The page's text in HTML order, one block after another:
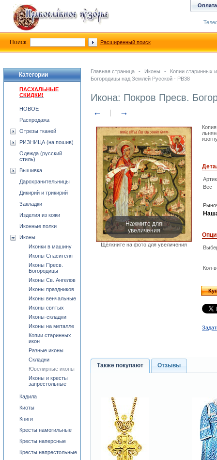
Главная страница - Иконы -
Копии старинных
Богородицы над Землей Русской - PB38
Икона: Покров Пресв.
← →
Нажмите для
увеличения
Щёлкните на фото для увеличения
Вес
Кол-
Также покупают Отзывы
Категории
ПАСХАЛЬНЫЕ
СКИДКИ!
НОВОЕ
Распродажа
Отрезы тканей
РИЗНИЦА (на пошив)
Одежда (русский
стиль)
Вышивка
Дарохранительницы
Дикирий и трикирий
Закладки
Изделия из кожи
Иконные полки
Иконы
Иконки в машину
Иконы Спасителя
Иконы Пресв.
Богородицы
Иконы Св. Ангелов
Иконы праздников
Иконы венчальные
Иконы святых
Иконы-складни
Иконы на металле
Копии старинных
икон
Разные иконы
Складни
Ювелирные иконы
Иконы и кресты
запрестольные
Кадила
Киоты
Книги
Кресты намогильные
Кресты наперсные
Кресты напрестольные
Оплата
Поиск: Расширенный поиск